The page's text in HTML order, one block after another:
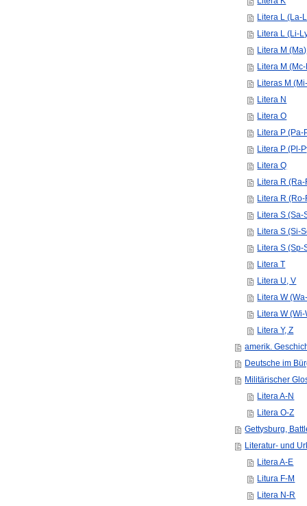
Litera L (La-
Litera L (Li-
Litera M (Ma)
Litera M
Literas M
Litera N
Litera O
Litera P (Pa-
Litera P (Pl-
Litera Q
Litera R
Litera R (Ro-
Litera S (Sa-
Litera S (Si-
Litera S (Sp-
Litera T
Litera U, V
Litera W
Litera W (Wi-
Litera Y, Z
amerik.
Deutsche im
Militärischer
Litera A-N
Litera O-Z
Gettysburg,
Literatur- und
Litera A-E
Litura F-M
Litera N-R